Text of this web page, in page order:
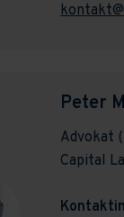
Peter
Advokat
Capital